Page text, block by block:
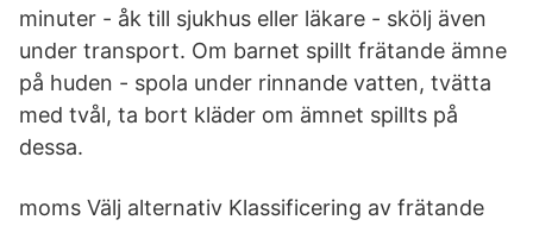
minuter - åk till sjukhus eller läkare - skölj även
under transport. Om barnet spillt frätande ämne
på huden - spola under rinnande vatten, tvätta
med tvål, ta bort kläder om ämnet spillts på
dessa.
moms Välj alternativ Klassificering av frätande